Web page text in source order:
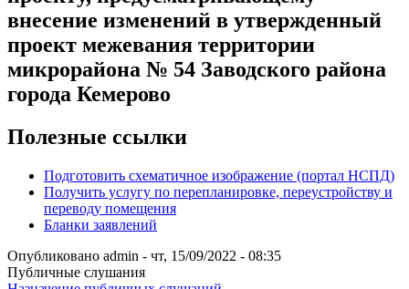
внесение изменений в утвержденный
проект межевания территории
микрорайона № 54 Заводского района
города Кемерово
Полезные ссылки
Подготовить схематичное изображение (портал НСПД)
Получить услугу по перепланировке, переустройству и
переводу помещения
Бланки заявлений
Опубликовано admin - чт, 15/09/2022 - 08:35
Публичные слушания